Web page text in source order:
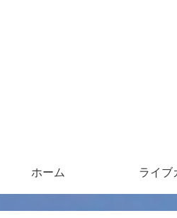
ホーム ライブ